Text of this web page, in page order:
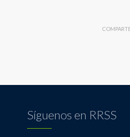
Síguenos en RRSS